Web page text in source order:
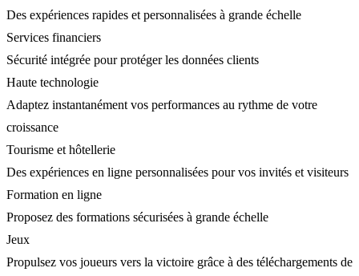
Des expériences rapides et personnalisées à grande échelle
Services financiers
Sécurité intégrée pour protéger les données clients
Haute technologie
Adaptez instantanément vos performances au rythme de votre
croissance
Tourisme et hôtellerie
Des expériences en ligne personnalisées pour vos invités et visiteurs
Formation en ligne
Proposez des formations sécurisées à grande échelle
Jeux
Propulsez vos joueurs vers la victoire grâce à des téléchargements de